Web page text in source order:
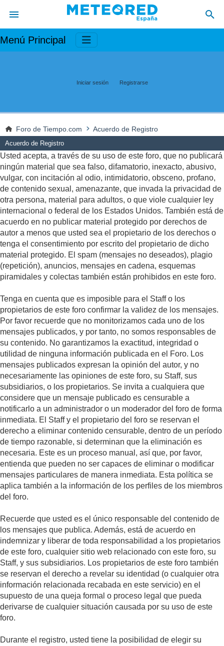
Menú Principal
Iniciar sesión Registrarse
Foro de Tiempo.com Acuerdo de Registro
Acuerdo de Registro
Usted acepta, a través de su uso de este foro, que no publicará
ningún material que sea falso, difamatorio, inexacto, abusivo,
vulgar, con incitación al odio, intimidatorio, obsceno, profano,
de contenido sexual, amenazante, que invada la privacidad de
otra persona, material para adultos, o que viole cualquier ley
internacional o federal de los Estados Unidos. También está de
acuerdo en no publicar material protegido por derechos de
autor a menos que usted sea el propietario de los derechos o
tenga el consentimiento por escrito del propietario de dicho
material protegido. El spam (mensajes no deseados), plagio
(repetición), anuncios, mensajes en cadena, esquemas
piramidales y colectas también están prohibidos en este foro.
Tenga en cuenta que es imposible para el Staff o los
propietarios de este foro confirmar la validez de los mensajes.
Por favor recuerde que no monitorizamos cada uno de los
mensajes publicados, y por tanto, no somos responsables de
su contenido. No garantizamos la exactitud, integridad o
utilidad de ninguna información publicada en el Foro. Los
mensajes publicados expresan la opinión del autor, y no
necesariamente las opiniones de este foro, su Staff, sus
subsidiarios, o los propietarios. Se invita a cualquiera que
considere que un mensaje publicado es censurable a
notificarlo a un administrador o un moderador del foro de forma
inmediata. El Staff y el propietario del foro se reservan el
derecho a eliminar contenido censurable, dentro de un período
de tiempo razonable, si determinan que la eliminación es
necesaria. Este es un proceso manual, así que, por favor,
entienda que pueden no ser capaces de eliminar o modificar
mensajes particulares de manera inmediata. Esta política se
aplica también a la información de los perfiles de los miembros
del foro.
Recuerde que usted es el único responsable del contenido de
los mensajes que publica. Además, está de acuerdo en
indemnizar y liberar de toda responsabilidad a los propietarios
de este foro, cualquier sitio web relacionado con este foro, su
Staff, y sus subsidiarios. Los propietarios de este foro también
se reservan el derecho a revelar su identidad (o cualquier otra
información relacionada recabada en este servicio) en el
supuesto de una queja formal o proceso legal que pueda
derivarse de cualquier situación causada por su uso de este
foro.
Durante el registro, usted tiene la posibilidad de elegir su